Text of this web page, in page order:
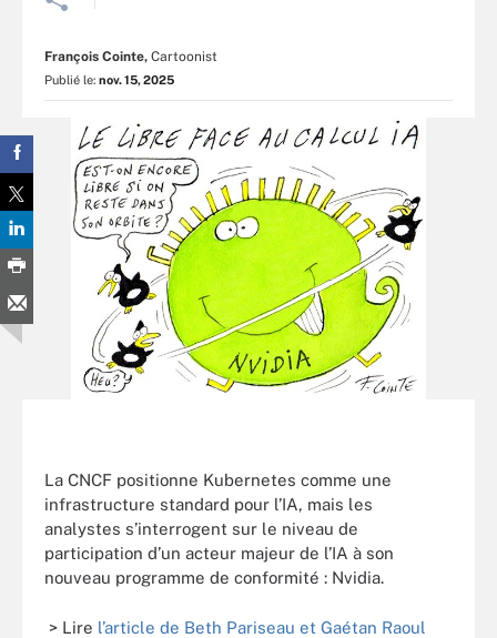
François Cointe, Cartoonist
Publié le: nov. 15, 2025
La CNCF positionne Kubernetes comme une
infrastructure standard pour l’IA, mais les
analystes s’interrogent sur le niveau de
participation d’un acteur majeur de l’IA à son
nouveau programme de conformité : Nvidia.
> Lire l’article de Beth Pariseau et Gaétan Raoul